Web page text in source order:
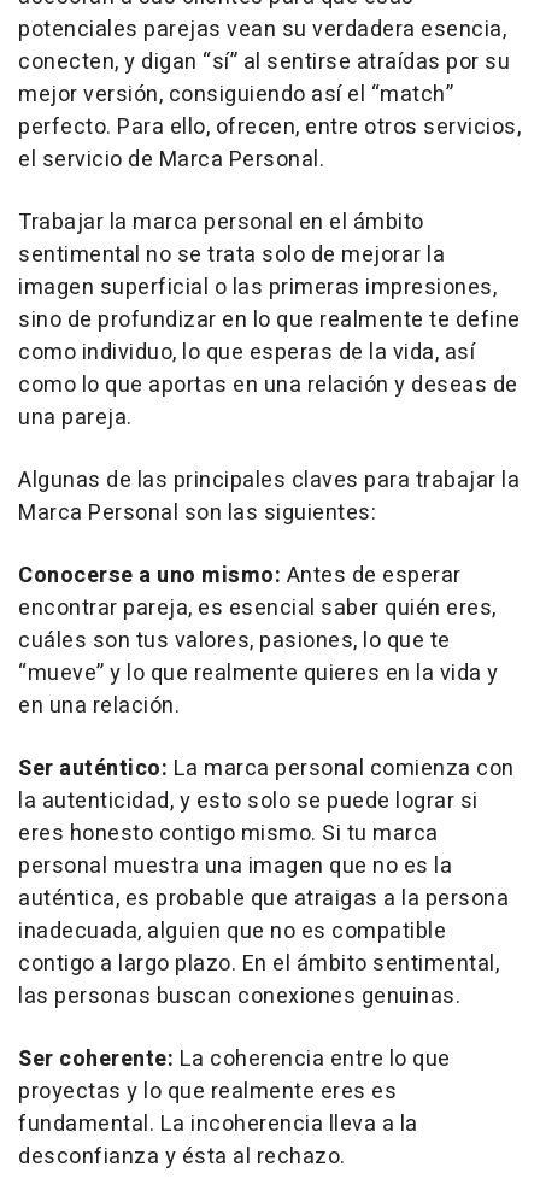
potenciales parejas vean su verdadera esencia,
conecten, y digan “sí” al sentirse atraídas por su
mejor versión, consiguiendo así el “match”
perfecto. Para ello, ofrecen, entre otros servicios,
el servicio de Marca Personal.
Trabajar la marca personal en el ámbito
sentimental no se trata solo de mejorar la
imagen superficial o las primeras impresiones,
sino de profundizar en lo que realmente te define
como individuo, lo que esperas de la vida, así
como lo que aportas en una relación y deseas de
una pareja.
Algunas de las principales claves para trabajar la
Marca Personal son las siguientes:
Conocerse a uno mismo: Antes de esperar
encontrar pareja, es esencial saber quién eres,
cuáles son tus valores, pasiones, lo que te
“mueve” y lo que realmente quieres en la vida y
en una relación.
Ser auténtico: La marca personal comienza con
la autenticidad, y esto solo se puede lograr si
eres honesto contigo mismo. Si tu marca
personal muestra una imagen que no es la
auténtica, es probable que atraigas a la persona
inadecuada, alguien que no es compatible
contigo a largo plazo. En el ámbito sentimental,
las personas buscan conexiones genuinas.
Ser coherente: La coherencia entre lo que
proyectas y lo que realmente eres es
fundamental. La incoherencia lleva a la
desconfianza y ésta al rechazo.